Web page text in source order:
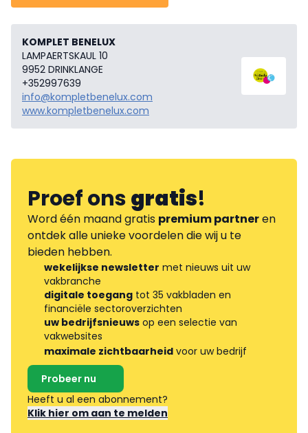
KOMPLET BENELUX
LAMPAERTSKAUL 10
9952 DRINKLANGE
+352997639
info@kompletbenelux.com
www.kompletbenelux.com
Proef onsgratis!
Word één maand gratis premium partneren
ontdek alle unieke voordelen die wij u te
bieden hebben.
wekelijkse newsletter met nieuws uit uw
vakbranche
digitale toegang tot 35 vakbladen en
financiële sectoroverzichten
uw bedrijfsnieuws op een selectie van
vakwebsites
maximale zichtbaarheid voor uw bedrijf
Probeer nu
Heeft u al een abonnement?
Klik hier om aan te melden